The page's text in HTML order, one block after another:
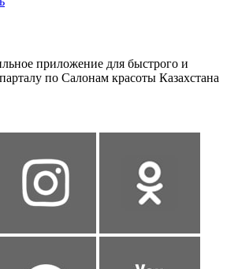
приложение для быстрого и
по Салонам красоты Казахстана